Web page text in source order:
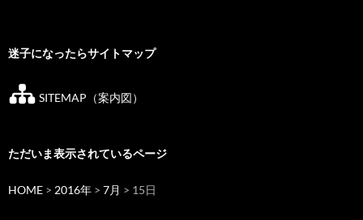
迷子になったらサイトマップ
SITEMAP（案内図）
ただいま表示されているページ
HOME > 2016年 > 7月 > 15日